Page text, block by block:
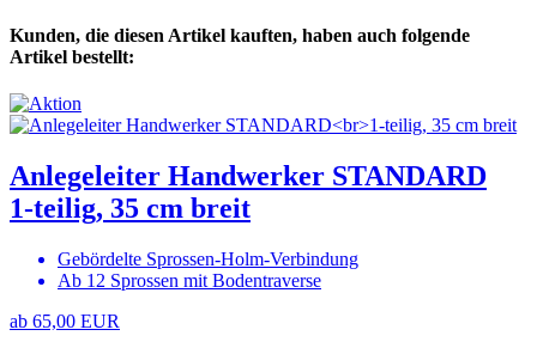
Kunden, die diesen Artikel kauften, haben auch folgende
Artikel bestellt:
Anlegeleiter Handwerker STANDARD
1-teilig, 35 cm breit
Gebördelte Sprossen-Holm-Verbindung
Ab 12 Sprossen mit Bodentraverse
ab 65,00 EUR